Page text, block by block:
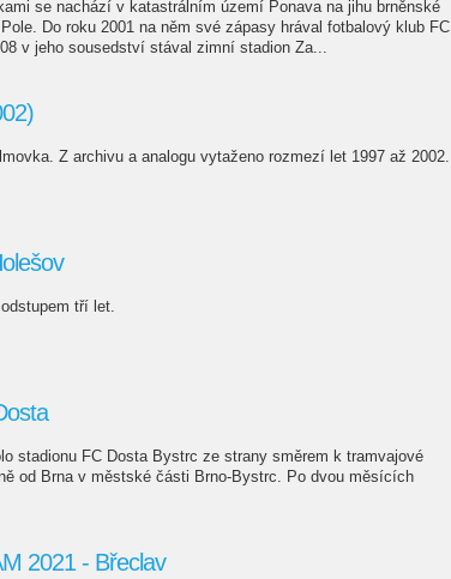
se nachází v katastrálním území Ponava na jihu brněnské
Do roku 2001 na něm své zápasy hrával fotbalový klub FC
v jeho sousedství stával zimní stadion Za...
Z archivu a analogu vytaženo rozmezí let 1997 až 2002.
tří let.
stadionu FC Dosta Bystrc ze strany směrem k tramvajové
od Brna v městské části Brno-Bystrc. Po dvou měsících
2021 - Břeclav